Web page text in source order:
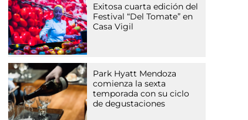
Exitosa cuarta edición del
Festival “Del Tomate” en
Casa Vigil
Park Hyatt Mendoza
comienza la sexta
temporada con su ciclo
de degustaciones